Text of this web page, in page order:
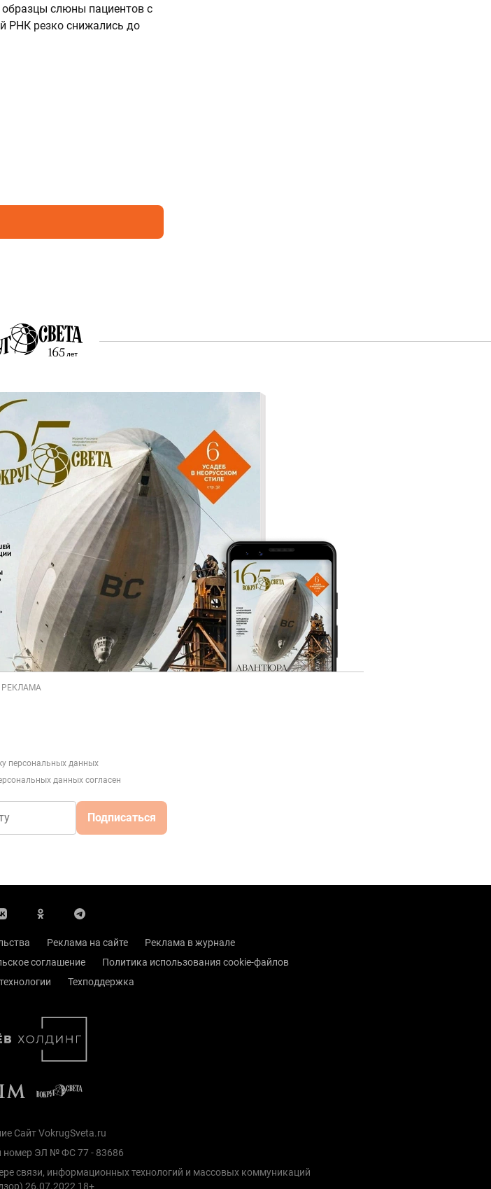
образцы слюны пациентов с
РНК резко снижались до
РЕКЛАМА
персональных данных
данных согласен
Подписаться
Реклама на сайте
Реклама в журнале
соглашение
Политика использования cookie-файлов
Техподдержка
Сайт VokrugSveta.ru
номер ЭЛ № ФС 77 - 83686
связи, информационных технологий и массовых коммуникаций
26.07.2022 18+